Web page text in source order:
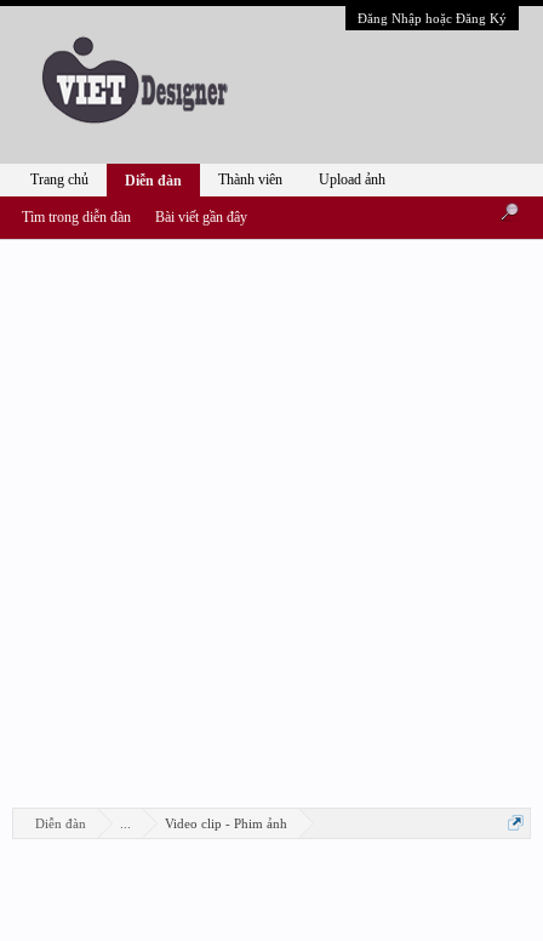
Đăng Nhập hoặc Đăng Ký
Diễn đàn Video clip - Phim ảnh
Trang chủ Diễn đàn
Tìm trong diễn đàn Bài viết gần đây
Thành viên Upload ảnh